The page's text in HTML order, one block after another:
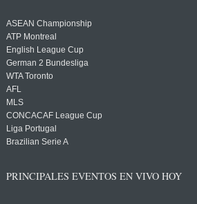
ASEAN Championship
ATP Montreal
English League Cup
German 2 Bundesliga
WTA Toronto
AFL
MLS
CONCACAF League Cup
Liga Portugal
Brazilian Serie A
PRINCIPALES EVENTOS EN VIVO HOY